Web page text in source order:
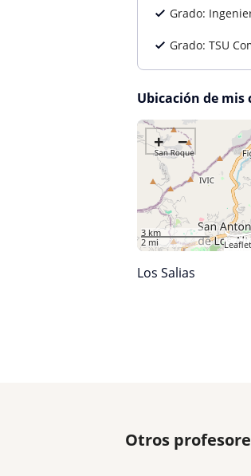
Grado:
Grado: TSU
Ubicación de mis
+ −
3 km
2 mi
Los Salias
Otros